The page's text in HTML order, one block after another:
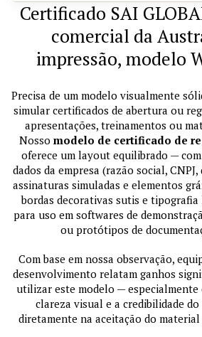
Certificado SAI
comercial da
impressão, modelo
Precisa de um modelo visualmente
simular certificados de abertura ou
apresentações, treinamentos ou
Nosso modelo de certificado de
oferece um layout equilibrado —
dados da empresa (razão social,
assinaturas simuladas e elementos
bordas decorativas sutis e tipografia
para uso em softwares de
ou protótipos de
Com base em nossa observação,
desenvolvimento relatam ganhos
utilizar este modelo — especialmente
clareza visual e a credibilidade
diretamente na aceitação do